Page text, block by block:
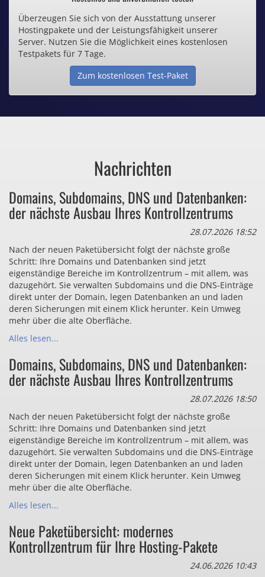
Inklusive .de Domain
Webspace ab 1,25€ / Monat
Günstige SSL-Zertifikate
Bezahlen Sie auch zu viel
für Dinge, die sie gar nicht brauchen?
Überzeugen Sie sich von der Ausstattung unserer
Hostingpakete und der Leistungsfähigkeit unserer
Server. Nutzen Sie die Möglichkeit eines kostenlosen
Testpakets für 7 Tage.
Zum kostenlosen Test-Paket
Nachrichten
Domains, Subdomains, DNS und Datenbanken:
der nächste Ausbau Ihres Kontrollzentrums
28.07.2026 18:52
Nach der neuen Paketübersicht folgt der nächste große
Schritt: Ihre Domains und Datenbanken sind jetzt
eigenständige Bereiche im Kontrollzentrum – mit allem, was
dazugehört. Sie verwalten Subdomains und die DNS-Einträge
direkt unter der Domain, legen Datenbanken an und laden
deren Sicherungen mit einem Klick herunter. Kein Umweg
mehr über die alte Oberfläche.
Alles lesen...
Domains, Subdomains, DNS und Datenbanken:
der nächste Ausbau Ihres Kontrollzentrums
28.07.2026 18:50
Nach der neuen Paketübersicht folgt der nächste große
Schritt: Ihre Domains und Datenbanken sind jetzt
eigenständige Bereiche im Kontrollzentrum – mit allem, was
dazugehört. Sie verwalten Subdomains und die DNS-Einträge
direkt unter der Domain, legen Datenbanken an und laden
deren Sicherungen mit einem Klick herunter. Kein Umweg
mehr über die alte Oberfläche.
Alles lesen...
Neue Paketübersicht: modernes
Kontrollzentrum für Ihre Hosting-Pakete
24.06.2026 10:43